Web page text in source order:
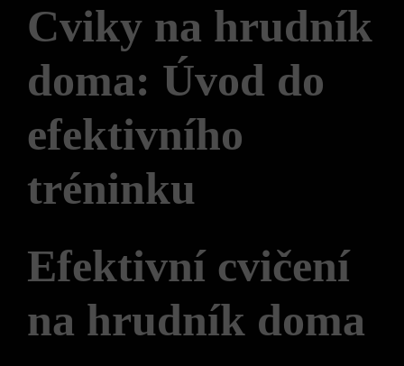
Cviky na hrudník
doma: Úvod do
efektivního
tréninku
Efektivní cvičení
na hrudník doma